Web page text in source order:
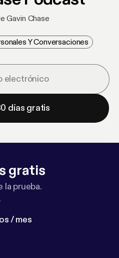
Gavin Chase
Y Conversaciones
días gratis
gratis
la prueba.
/ mes